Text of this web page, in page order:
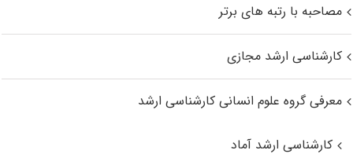
مصاحبه با رتبه های برتر
کارشناسی ارشد مجازی
معرفی گروه علوم انسانی کارشناسی ارشد
کارشناسی ارشد آماد